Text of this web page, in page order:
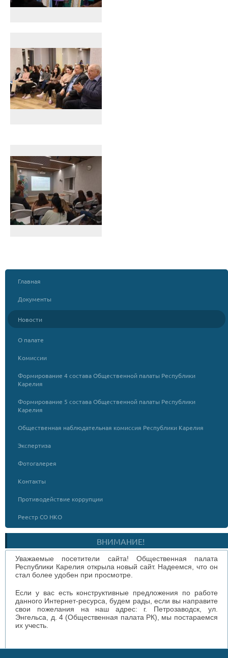
Главная
Документы
Новости
О палате
Комиссии
Формирование 4 состава Общественной палаты Республики
Карелия
Формирование 5 состава Общественной палаты Республики
Карелия
Общественная наблюдательная комиссия Республики Карелия
Экспертиза
Фотогалерея
Контакты
Противодействие коррупции
Реестр СО НКО
ВНИМАНИЕ!
Уважаемые посетители сайта! Общественная палата
Республики Карелия открыла новый сайт. Надеемся, что он
стал более удобен при просмотре.
Если у вас есть конструктивные предложения по работе
данного Интернет-ресурса, будем рады, если вы направите
свои пожелания на наш адрес: г. Петрозаводск, ул.
Энгельса, д. 4 (Общественная палата РК), мы постараемся
их учесть.